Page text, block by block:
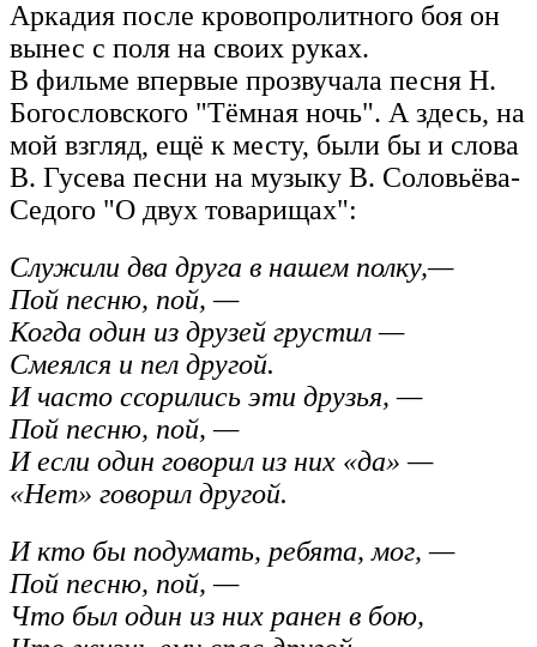
Аркадия после кровопролитного боя он
вынес с поля на своих руках.
В фильме впервые прозвучала песня Н.
Богословского "Тёмная ночь". А здесь, на
мой взгляд, ещё к месту, были бы и слова
В. Гусева песни на музыку В. Соловьёва-
Седого "О двух товарищах":
Служили два друга в нашем полку,—
Пой песню, пой, —
Когда один из друзей грустил —
Смеялся и пел другой.
И часто ссорились эти друзья, —
Пой песню, пой, —
И если один говорил из них «да» —
«Нет» говорил другой.
И кто бы подумать, ребята, мог, —
Пой песню, пой, —
Что был один из них ранен в бою,